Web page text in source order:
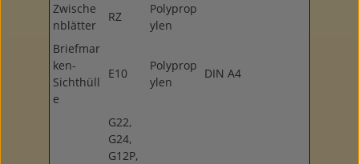
Zwische
nblätter
RZ
Polyprop
ylen
Briefmar
ken-
Sichthüll
e
E10
Polyprop
ylen
DIN A4
G22,
G24,
G12P,